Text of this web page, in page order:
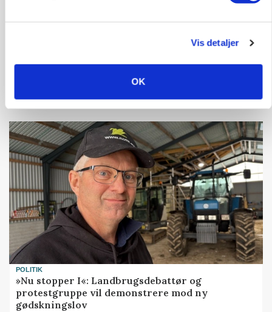
Vis detaljer
OK
Russisk mælkepris dykker 23 procent
POLITIK
»Nu stopper I«: Landbrugsdebattør og
protestgruppe vil demonstrere mod ny
gødskningslov